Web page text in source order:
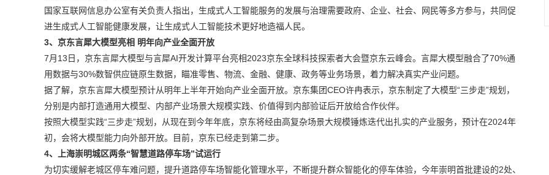
国家互联网信息办公室有关负责人指出，生成式人工智能服务的发展与治理需要政府、企业、社会、网民等多方参与，共同促
进生成式人工智能健康发展，让生成式人工智能技术更好地造福人民。
3、京东言犀大模型亮相 明年向产业全面开放
7月13日，京东言犀大模型与言犀AI开发计算平台亮相2023京东全球科技探索者大会暨京东云峰会。言犀大模型融合了70%通
用数据与30%数智供应链原生数据，瞄准零售、物流、金融、健康、政务等业务场景，着力解决真实产业问题。
据了解，京东言犀大模型预计从明年上半年开始向产业全面开放。京东集团CEO许冉表示，京东制定了大模型“三步走”规划，
分别是内部打造通用大模型、内部产业场景大规模实践、价值得到内部验证后开放给合作伙伴。
按照大模型实践“三步走”规划，从现在到今年年底，京东将经由高复杂场景大规模锤炼迭代出扎实的产业服务，预计在2024年
初，会将大模型能力向外部开放。目前，京东已经走到第二步。
4、上海崇明城区两条“智慧道路停车场”试运行
为切实缓解老城区停车难问题，提升道路停车场智能化管理水平，不断提升群众智能化的停车体验，今年崇明首批建设的2处、